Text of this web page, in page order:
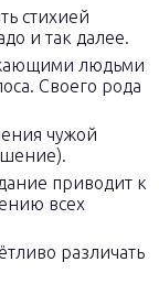
стихией
и так далее.
людьми
Своего рода
чужой
приводит к
всех
различать